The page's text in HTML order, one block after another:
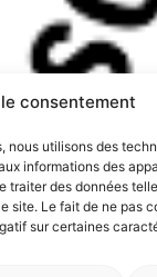
consentement
nous utilisons des
informations des
traiter des données
site. Le fait de ne pas
sur certaines
309, rue Chassé
(Qc) J1T 2B4